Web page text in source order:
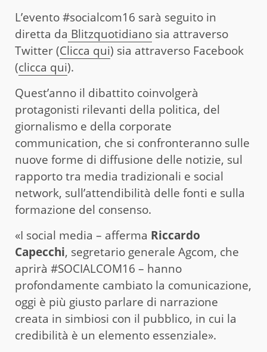
L’evento #socialcom16 sarà seguito in
diretta da Blitzquotidiano sia attraverso
Twitter (Clicca qui) sia attraverso Facebook
(clicca qui).
Quest’anno il dibattito coinvolgerà
protagonisti rilevanti della politica, del
giornalismo e della corporate
communication, che si confronteranno sulle
nuove forme di diffusione delle notizie, sul
rapporto tra media tradizionali e social
network, sull’attendibilità delle fonti e sulla
formazione del consenso.
«I social media – afferma Riccardo
Capecchi, segretario generale Agcom, che
aprirà #SOCIALCOM16 – hanno
profondamente cambiato la comunicazione,
oggi è più giusto parlare di narrazione
creata in simbiosi con il pubblico, in cui la
credibilità è un elemento essenziale».